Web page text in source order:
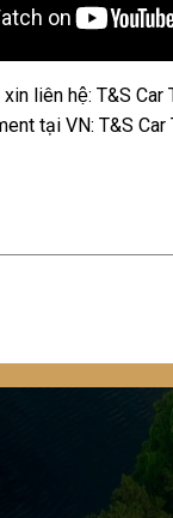
liên hệ: T&S Car
tại VN: T&S Car